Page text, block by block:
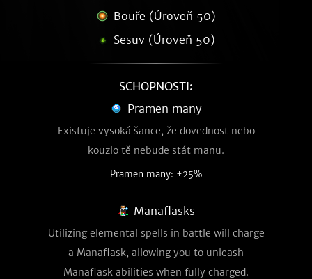
Bouře (Úroveň 50)
Sesuv (Úroveň 50)
SCHOPNOSTI:
Pramen many
Existuje vysoká šance, že dovednost nebo
kouzlo tě nebude stát manu.
Pramen many: +25%
Manaflasks
Utilizing elemental spells in battle will charge
a Manaflask, allowing you to unleash
Manaflask abilities when fully charged.